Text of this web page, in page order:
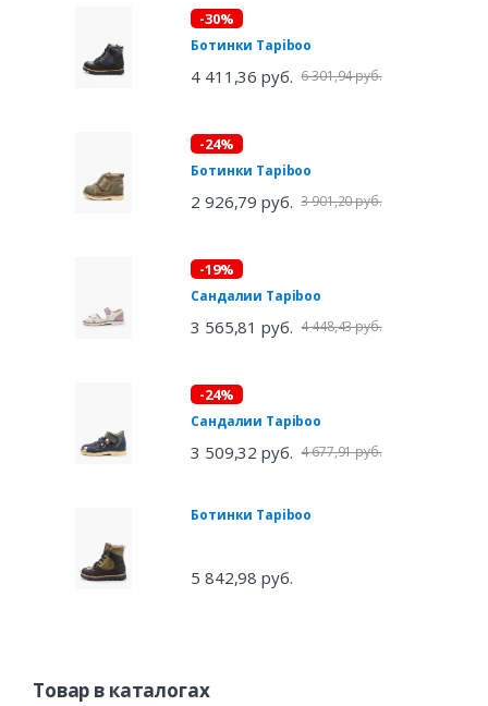
-30%
Ботинки Tapiboo
4 411,36 руб. 6 301,94 руб.
-24%
Ботинки Tapiboo
2 926,79 руб. 3 901,20 руб.
-19%
Сандалии Tapiboo
3 565,81 руб. 4 448,43 руб.
-24%
Сандалии Tapiboo
3 509,32 руб. 4 677,91 руб.
Ботинки Tapiboo
5 842,98 руб.
Товар в каталогах